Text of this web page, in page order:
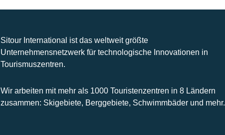
Sitour International ist das weltweit größte
Unternehmensnetzwerk für technologische Innovationen in
Tourismuszentren.
Wir arbeiten mit mehr als 1000 Touristenzentren in 8 Ländern
zusammen: Skigebiete, Berggebiete, Schwimmbäder und mehr.